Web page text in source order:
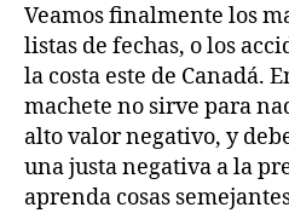
Veamos finalmente los
listas de fechas, o los
la costa este de Canadá.
machete no sirve para
alto valor negativo, y
una justa negativa a la
aprenda cosas